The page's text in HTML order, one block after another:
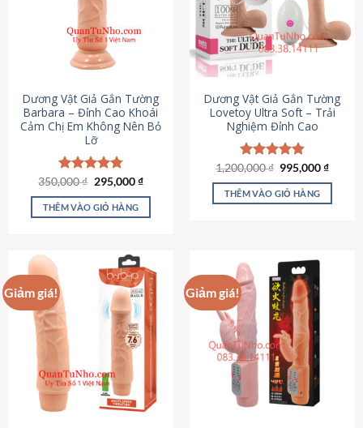
Dương Vật Giả Gắn Tường
Barbara – Đỉnh Cao Khoái
Cảm Chị Em Không Nên Bỏ
Lỡ
Được xếp
hạng4.79
5 sao
350,000₫ Giá
là:
350,000 ₫.
295,000₫Giá
tại
THÊM VÀO GIỎ HÀNG
Dương Vật Giả Gắn Tường
Lovetoy Ultra Soft – Trải
Nghiệm Đỉnh Cao
Được xếp
hạng4.82
5 sao
1,200,000₫ Giá
là:
1,200,000 ₫.
995,000₫Giá
tại
THÊM VÀO GIỎ HÀNG
Giảm giá! Giảm giá!